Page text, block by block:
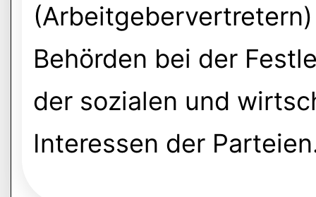
Behörden bei der
der sozialen und
Interessen der